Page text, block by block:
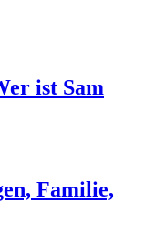
ist Sam
Familie,